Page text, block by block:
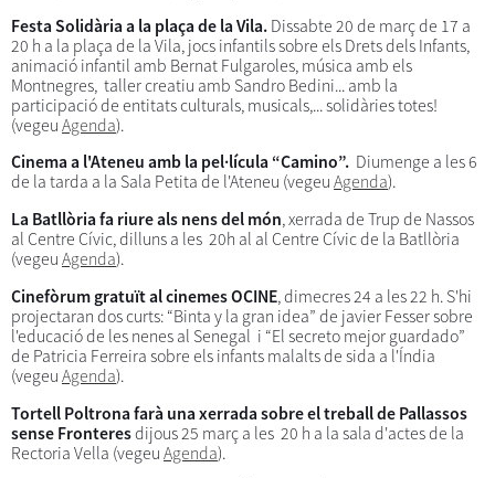
Festa Solidària a la plaça de la Vila. Dissabte 20 de març de 17 a
20 h a la plaça de la Vila, jocs infantils sobre els Drets dels Infants,
animació infantil amb Bernat Fulgaroles, música amb els
Montnegres, taller creatiu amb Sandro Bedini... amb la
participació de entitats culturals, musicals,... solidàries totes!
(vegeu Agenda).
Cinema a l'Ateneu amb la pel·lícula “Camino”. Diumenge a les 6
de la tarda a la Sala Petita de l'Ateneu (vegeu Agenda).
La Batllòria fa riure als nens del món, xerrada de Trup de Nassos
al Centre Cívic, dilluns a les 20h al al Centre Cívic de la Batllòria
(vegeu Agenda).
Cinefòrum gratuït al cinemes OCINE, dimecres 24 a les 22 h. S'hi
projectaran dos curts: “Binta y la gran idea” de javier Fesser sobre
l'educació de les nenes al Senegal i “El secreto mejor guardado”
de Patricia Ferreira sobre els infants malalts de sida a l'Índia
(vegeu Agenda).
Tortell Poltrona farà una xerrada sobre el treball de Pallassos
sense Fronteresdijous 25 març a les 20 h a la sala d'actes de la
Rectoria Vella (vegeu Agenda).